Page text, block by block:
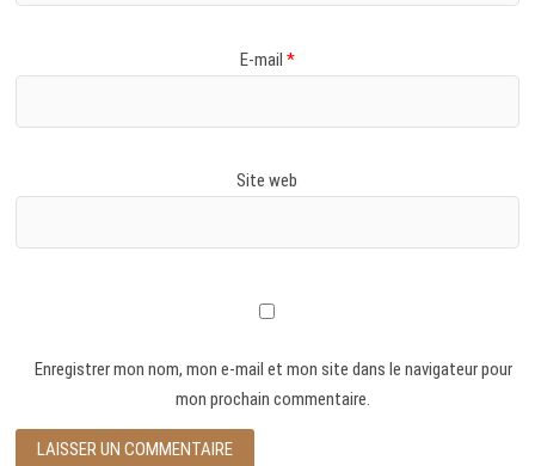
E-mail *
Site web
Enregistrer mon nom, mon e-mail et mon site dans le navigateur pour
mon prochain commentaire.